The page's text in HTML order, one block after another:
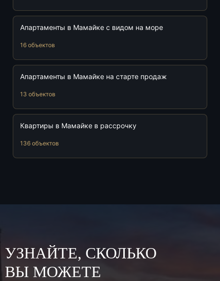
Апартаменты в Мамайке с видом на море
16 объектов
Апартаменты в Мамайке на старте продаж
13 объектов
Квартиры в Мамайке в рассрочку
136 объектов
УЗНАЙТЕ, СКОЛЬКО
ВЫ МОЖЕТЕ